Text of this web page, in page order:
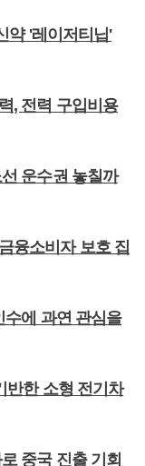
약 '레이저티닙'
, 전력 구입비용
운수권 놓칠까
융소비자 보호 집
수에 과연 관심을
반한 소형 전기차
중국 진출 기회